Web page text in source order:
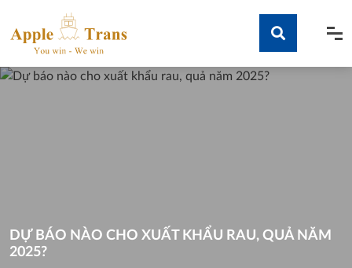
content
Tìm kiếm
DỰ BÁO NÀO CHO XUẤT KHẨU RAU, QUẢ NĂM
2025?